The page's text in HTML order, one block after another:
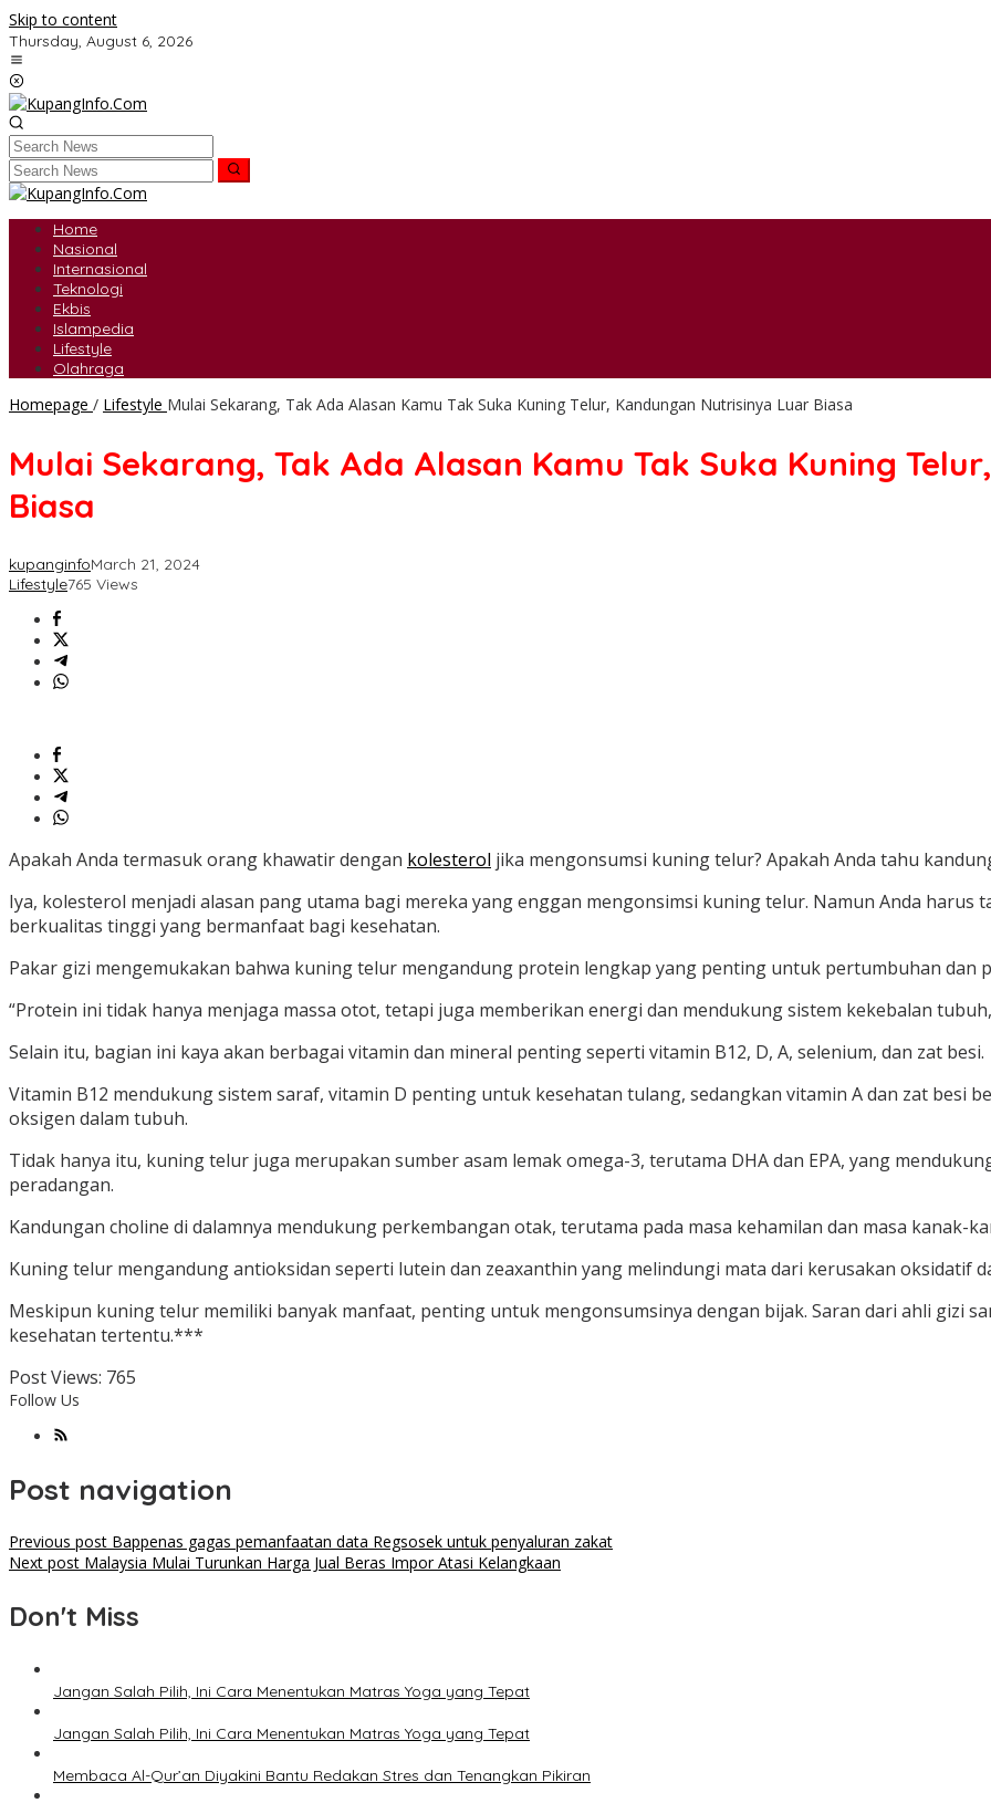
Skip to content
Thursday, August 6, 2026
Home
Nasional
Internasional
Teknologi
Ekbis
Islampedia
Lifestyle
Olahraga
Homepage / Lifestyle Mulai Sekarang, Tak Ada Alasan Kamu Tak Suka Kuning Telur, Kandungan Nutrisinya Luar Biasa
Mulai Sekarang, Tak Ada Alasan Kamu Tak Suka Kuning
Biasa
kupanginfoMarch 21, 2024
Lifestyle765 Views
Apakah Anda termasuk orang khawatir dengan kolesterol jika mengonsumsi kuning telur? Apakah Anda tahu
Iya, kolesterol menjadi alasan pang utama bagi mereka yang enggan mengonsimsi kuning telur. Namun Anda
berkualitas tinggi yang bermanfaat bagi kesehatan.
Pakar gizi mengemukakan bahwa kuning telur mengandung protein lengkap yang penting untuk pertumbuhan dan
“Protein ini tidak hanya menjaga massa otot, tetapi juga memberikan energi dan mendukung sistem kekebalan
Selain itu, bagian ini kaya akan berbagai vitamin dan mineral penting seperti vitamin B12, D, A, selenium, dan zat besi.
Vitamin B12 mendukung sistem saraf, vitamin D penting untuk kesehatan tulang, sedangkan vitamin A dan zat besi
oksigen dalam tubuh.
Tidak hanya itu, kuning telur juga merupakan sumber asam lemak omega-3, terutama DHA dan EPA, yang
peradangan.
Kandungan choline di dalamnya mendukung perkembangan otak, terutama pada masa kehamilan dan masa kanak-
Kuning telur mengandung antioksidan seperti lutein dan zeaxanthin yang melindungi mata dari kerusakan oksidatif
Meskipun kuning telur memiliki banyak manfaat, penting untuk mengonsumsinya dengan bijak. Saran dari ahli gizi
kesehatan tertentu.***
Post Views: 765
Follow Us
Post navigation
Previous post Bappenas gagas pemanfaatan data Regsosek untuk penyaluran zakat
Next post Malaysia Mulai Turunkan Harga Jual Beras Impor Atasi Kelangkaan
Don't Miss
Jangan Salah Pilih, Ini Cara Menentukan Matras Yoga yang Tepat
Jangan Salah Pilih, Ini Cara Menentukan Matras Yoga yang Tepat
Membaca Al-Qur’an Diyakini Bantu Redakan Stres dan Tenangkan Pikiran